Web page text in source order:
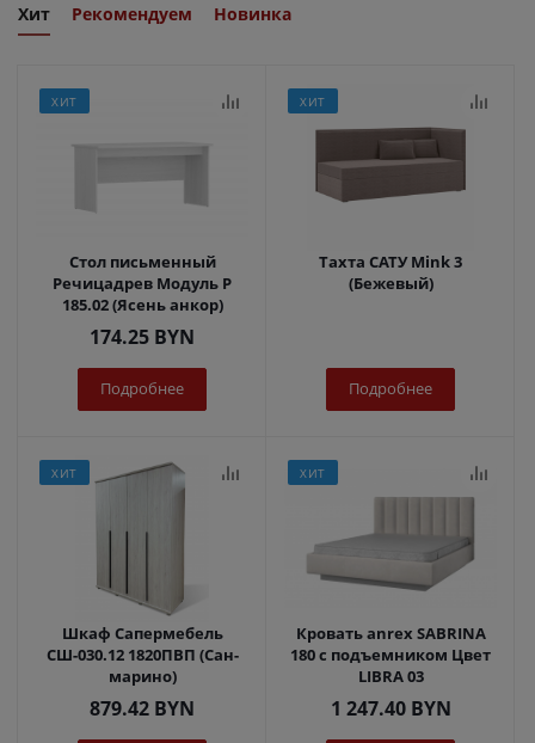
Хит Рекомендуем Новинка
ХИТ
Стол письменный
Речицадрев Модуль Р
185.02 (Ясень анкор)
174.25 BYN
Подробнее
ХИТ
Тахта САТУ Mink 3
(Бежевый)
Подробнее
ХИТ
Шкаф Сапермебель
СШ-030.12 1820ПВП (Сан-
марино)
879.42 BYN
ХИТ
Кровать anrex SABRINA
180 с подъемником Цвет
LIBRA 03
1 247.40BYN